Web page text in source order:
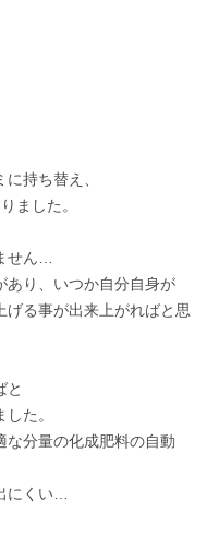
持ち替え、
ました。
せん…
あり、いつか自分自身が
げる事が出来上がればと思
と
た。
な分量の化成肥料の自動
にくい…